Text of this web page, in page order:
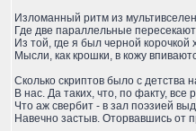
Изломанный ритм из
Где две параллельные
Из той, где я был черной корочкой
Мысли, как крошки, в кожу
Сколько скриптов было с детства
В нас. Да таких, что, по факту, все
Что аж свербит - в зал поэзией
Навечно застыв. Оторвавшись от